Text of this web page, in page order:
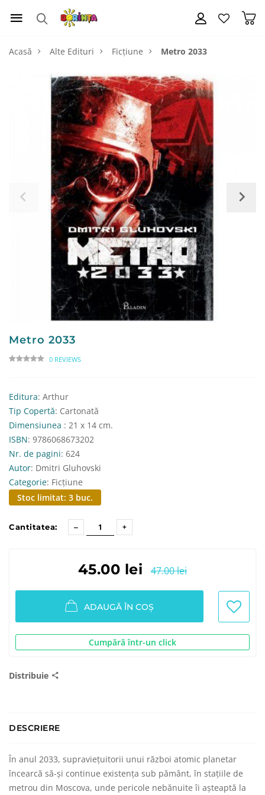
Acasă Alte Edituri Ficțiune Metro 2033
Metro 2033
0 REVIEWS
Editura: Arthur
Tip Copertă: Cartonată
Dimensiunea : 21 x 14 cm.
ISBN: 9786068673202
Nr. de pagini: 624
Autor: Dmitri Gluhovski
Categorie: Ficțiune
Stoc limitat: 3 buc.
Cantitatea:
45.00 lei 47.00 lei
ADAUGĂ ÎN COȘ
Cumpără într-un click
Distribuie
DESCRIERE
În anul 2033, supraviețuitorii unui război atomic planetar
încearcă să-și continue existența sub pământ, în stațiile de
metrou din Moscova, unde pericole nebănuite îi așteaptă la